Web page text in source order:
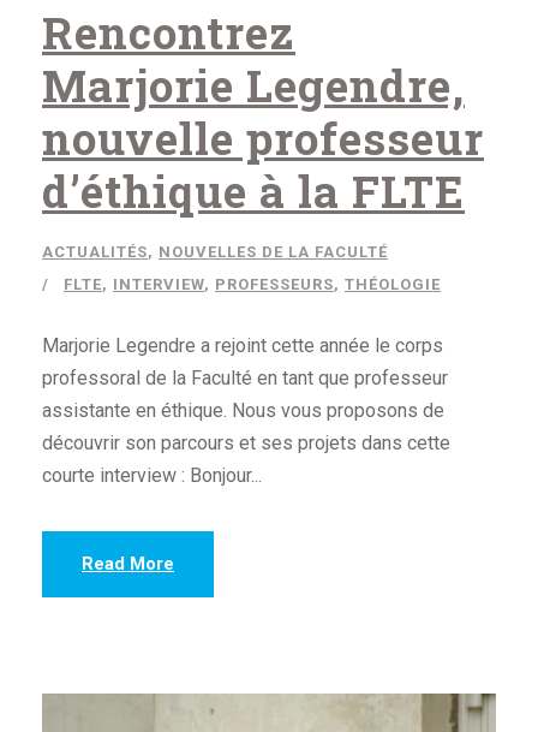
Rencontrez
Marjorie Legendre,
nouvelle professeur
d’éthique à la FLTE
ACTUALITÉS, NOUVELLES DE LA FACULTÉ
FLTE, INTERVIEW, PROFESSEURS, THÉOLOGIE
Marjorie Legendre a rejoint cette année le corps
professoral de la Faculté en tant que professeur
assistante en éthique. Nous vous proposons de
découvrir son parcours et ses projets dans cette
courte interview : Bonjour...
Read More